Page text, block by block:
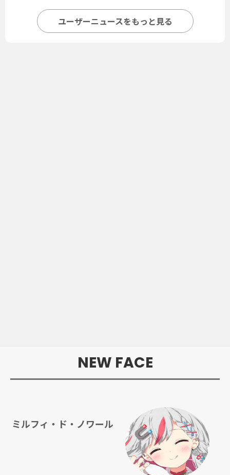
ユーザーニュースをもっと見る
NEW FACE
ミルフィ・ド・ノワール